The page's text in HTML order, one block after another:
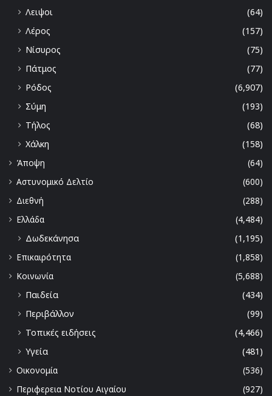
Λειψοι
(64)
Λέρος
(157)
Νίσυρος
(75)
Πάτμος
(77)
Ρόδος
(6,907)
Σύμη
(193)
Τήλος
(68)
Χάλκη
(158)
Άποψη
(64)
Αστυνομικό Δελτίο
(600)
Διεθνή
(288)
Ελλάδα
(4,484)
Δωδεκάνησα
(1,195)
Επικαιρότητα
(1,858)
Κοινωνία
(5,688)
Παιδεία
(434)
Περιβάλλον
(99)
Τοπικές ειδήσεις
(4,466)
Υγεία
(481)
Οικονομία
(536)
Περιφερεια Νοτίου Αιγαίου
(927)